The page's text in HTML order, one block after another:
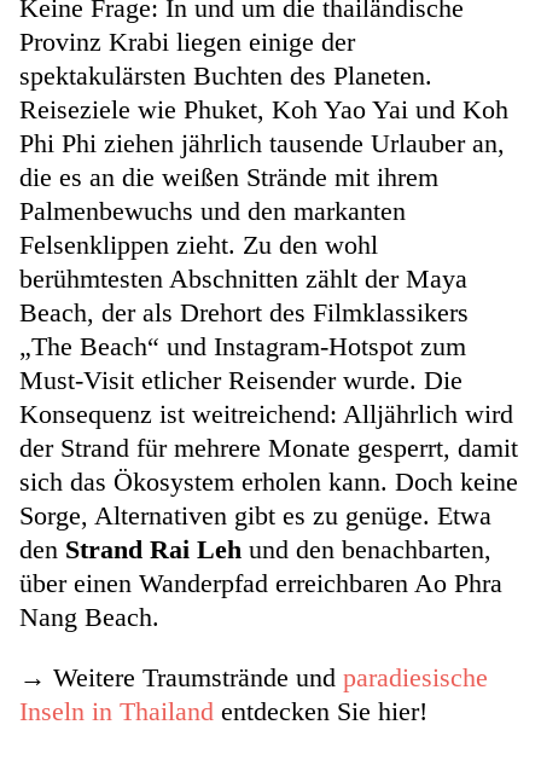
Keine Frage: In und um die thailändische
Provinz Krabi liegen einige der
spektakulärsten Buchten des Planeten.
Reiseziele wie Phuket, Koh Yao Yai und Koh
Phi Phi ziehen jährlich tausende Urlauber an,
die es an die weißen Strände mit ihrem
Palmenbewuchs und den markanten
Felsenklippen zieht. Zu den wohl
berühmtesten Abschnitten zählt der Maya
Beach, der als Drehort des Filmklassikers
„The Beach“ und Instagram-Hotspot zum
Must-Visit etlicher Reisender wurde. Die
Konsequenz ist weitreichend: Alljährlich wird
der Strand für mehrere Monate gesperrt, damit
sich das Ökosystem erholen kann. Doch keine
Sorge, Alternativen gibt es zu genüge. Etwa
den Strand Rai Leh und den benachbarten,
über einen Wanderpfad erreichbaren Ao Phra
Nang Beach.
→ Weitere Traumstrände und paradiesische
Inseln in Thailand entdecken Sie hier!